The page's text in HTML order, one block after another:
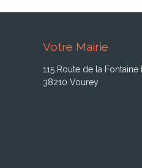
Votre Mairie
115 Route de la Fontaine
38210 Vourey